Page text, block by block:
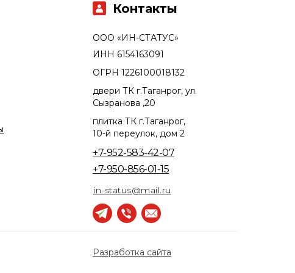
+7-950-856-01-15
+7-952-583-42-07
ООО «ИН-СТАТУС»
плитка ТК г.Таганрог,
10-й переулок, дом 2
двери ТК г.Таганрог, ул.
Сызранова ,20
ОГРН 1226100018132
ИНН 6154163091
Разработка сайта
in-status@mail.ru
Контакты